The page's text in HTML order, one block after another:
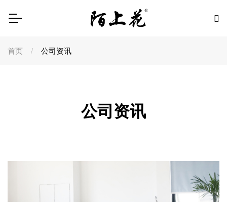
首页 公司资讯
公司资讯